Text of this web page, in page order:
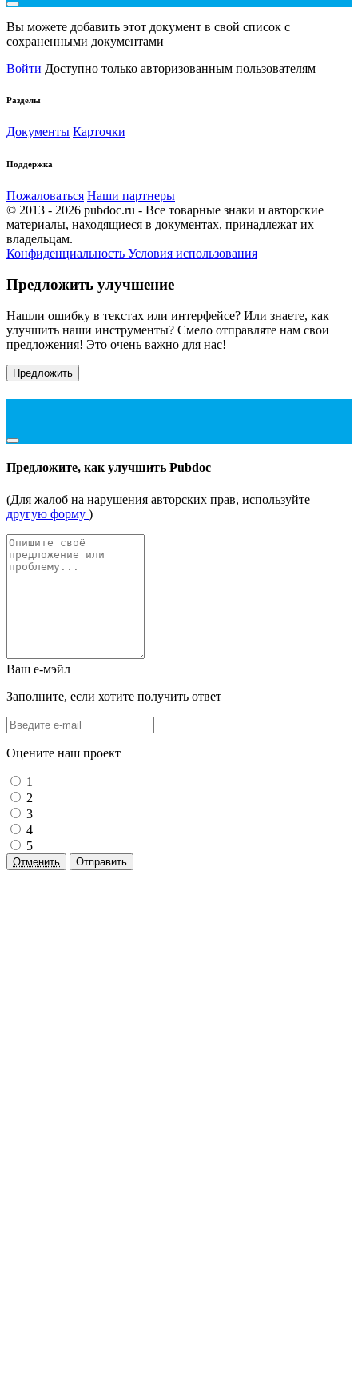
Вы можете добавить этот документ в свой список с
сохраненными документами
Войти Доступно только авторизованным пользователям
Разделы
Документы Карточки
Поддержка
Пожаловаться Наши партнеры
© 2013 - 2026 pubdoc.ru - Все товарные знаки и авторские
материалы, находящиеся в документах, принадлежат их
владельцам.
Конфиденциальность Условия использования
Предложить улучшение
Нашли ошибку в текстах или интерфейсе? Или знаете, как
улучшить наши инструменты? Смело отправляте нам свои
предложения! Это очень важно для нас!
Предложить
Предложите, как улучшить Pubdoc
(Для жалоб на нарушения авторских прав, используйте
другую форму )
Ваш е-мэйл
Заполните, если хотите получить ответ
Оцените наш проект
1
2
3
4
5
Отменить Отправить